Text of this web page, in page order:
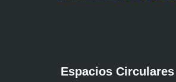
Espacios Circulares